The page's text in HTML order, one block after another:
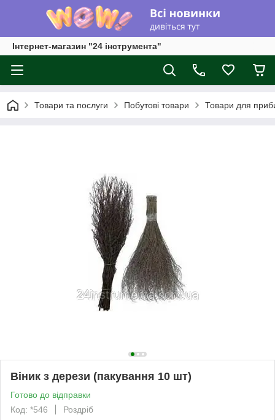
Інтернет-магазин "24 інструмента"
Товари та послуги Побутові товари Товари для
Віник з дерези (пакування 10 шт)
Готово до відправки
Код: *546
Роздріб